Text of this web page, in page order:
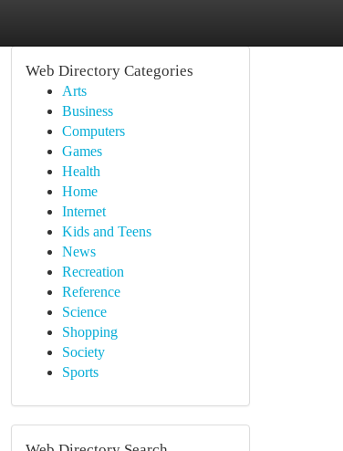
Web Directory Categories
Arts
Business
Computers
Games
Health
Home
Internet
Kids and Teens
News
Recreation
Reference
Science
Shopping
Society
Sports